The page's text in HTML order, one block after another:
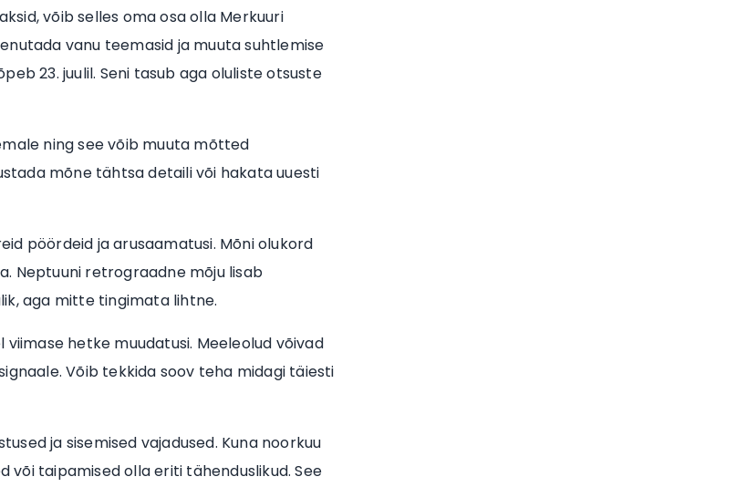
võib selles oma osa olla Merkuuri
vanu teemasid ja muuta suhtlemise
23. juulil. Seni tasub aga oluliste otsuste
ning see võib muuta mõtted
mõne tähtsa detaili või hakata uuesti
pöördeid ja arusaamatusi. Mõni olukord
Neptuuni retrograadne mõju lisab
aga mitte tingimata lihtne.
viimase hetke muudatusi. Meeleolud võivad
Võib tekkida soov teha midagi täiesti
ja sisemised vajadused. Kuna noorkuu
või taipamised olla eriti tähenduslikud. See